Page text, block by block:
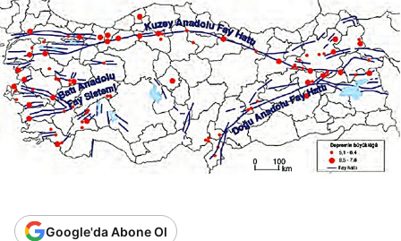
Google'da Abone Ol